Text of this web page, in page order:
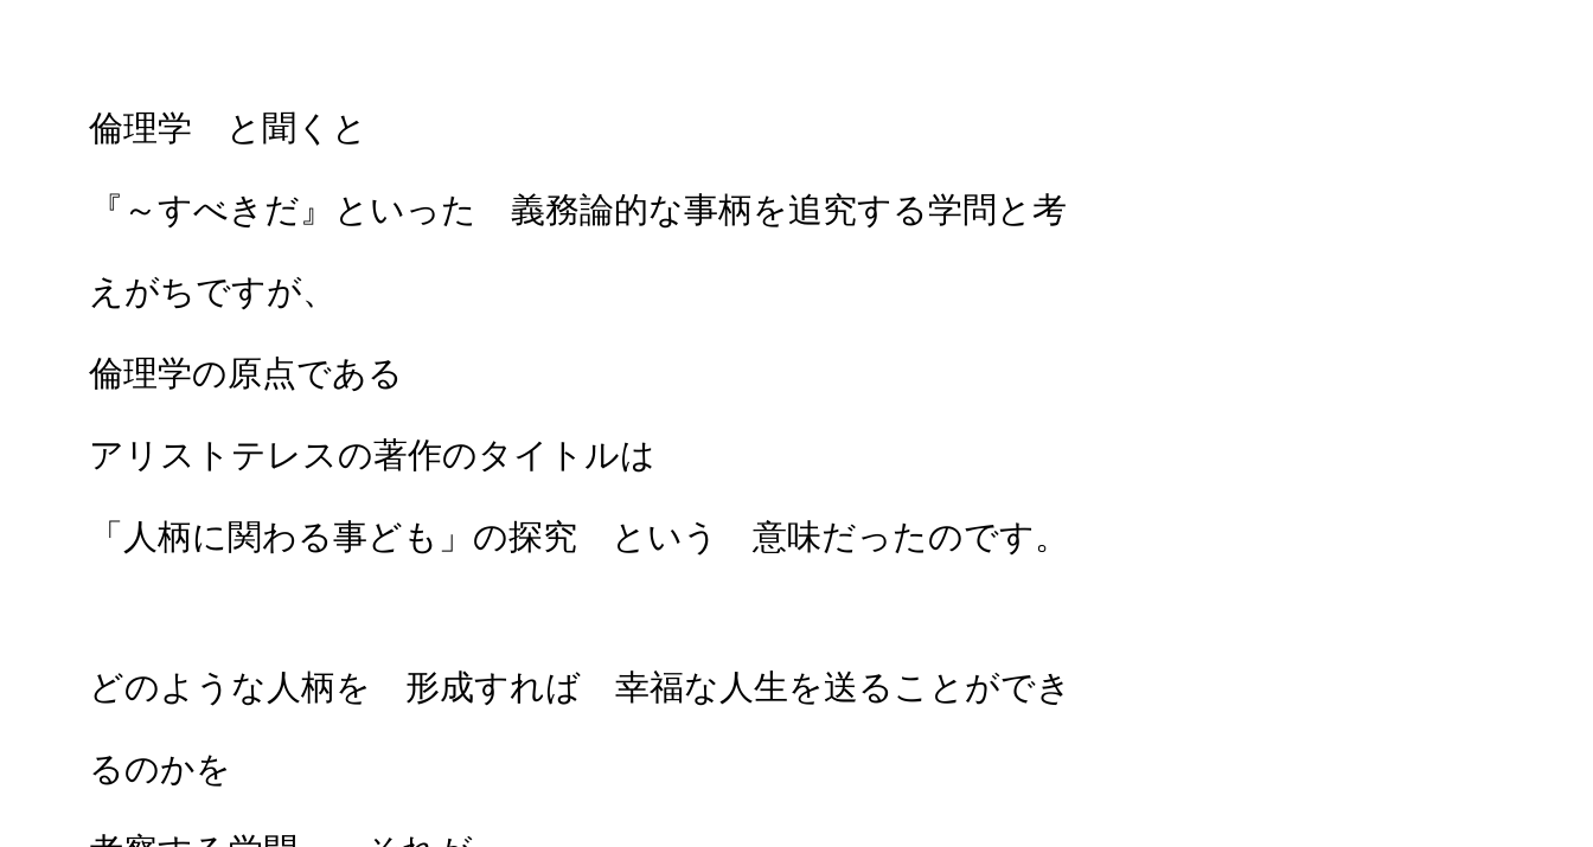
倫理学 と聞くと
『～すべきだ』といった 義務論的な事柄を追究する学問と考
えがちですが、
倫理学の原点である
アリストテレスの著作のタイトルは
「人柄に関わる事ども」の探究 という 意味だったのです。
どのような人柄を 形成すれば 幸福な人生を送ることができ
るのかを